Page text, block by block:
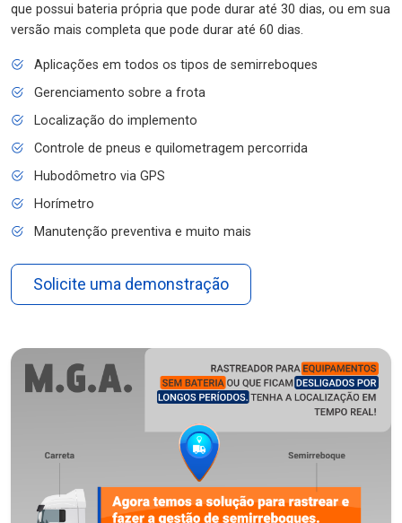
que possui bateria própria que pode durar até 30 dias, ou em sua
versão mais completa que pode durar até 60 dias.
Aplicações em todos os tipos de semirreboques
Gerenciamento sobre a frota
Localização do implemento
Controle de pneus e quilometragem percorrida
Hubodômetro via GPS
Horímetro
Manutenção preventiva e muito mais
Solicite uma demonstração